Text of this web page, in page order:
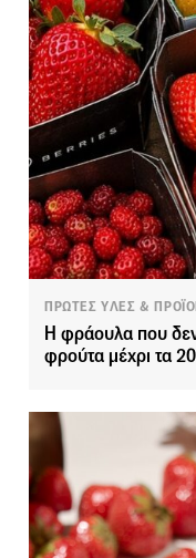
ΠΡΩΤΕΣ ΥΛΕΣ &
Η φράουλα που
φρούτα μέχρι τα